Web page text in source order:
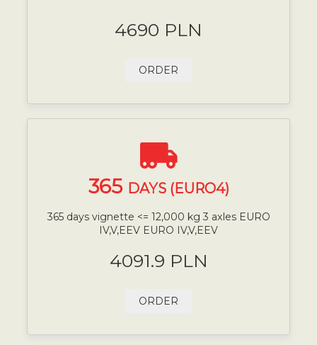
4690 PLN
ORDER
365 DAYS (EURO4)
365 days vignette <= 12,000 kg 3 axles EURO
IV,V,EEV EURO IV,V,EEV
4091.9 PLN
ORDER